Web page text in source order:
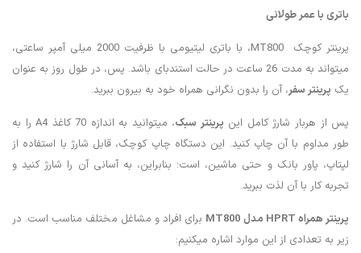
باتری با عمر طولانی
پرینتر کوچک MT800، با باتری لیتیومی با ظرفیت 2000 میلی آمپر ساعتی،
میتواند به مدت 26 ساعت در حالت استندبای باشد. پس، در طول روز به عنوان
یک پرینتر سفر، آن را بدون نگرانی همراه خود به بیرون ببرید.
پس از هربار شارژ کامل این پرینتر سبک
، میتوانید به اندازه 70 کاغذ A4 را به
طور مداوم با آن چاپ کنید. این دستگاه چاپ کوچک، قابل شارژ با استفاده از
لپتاپ، پاور بانک و حتی ماشین، است؛ بنابراین، به آسانی آن را شارژ کنید و
تجربه کار با آن لذت ببرید.
پرینتر همراه مدل
برای افراد و مشاغل مختلف مناسب است. در
زیر به تعدادی از این موارد اشاره میکنیم: